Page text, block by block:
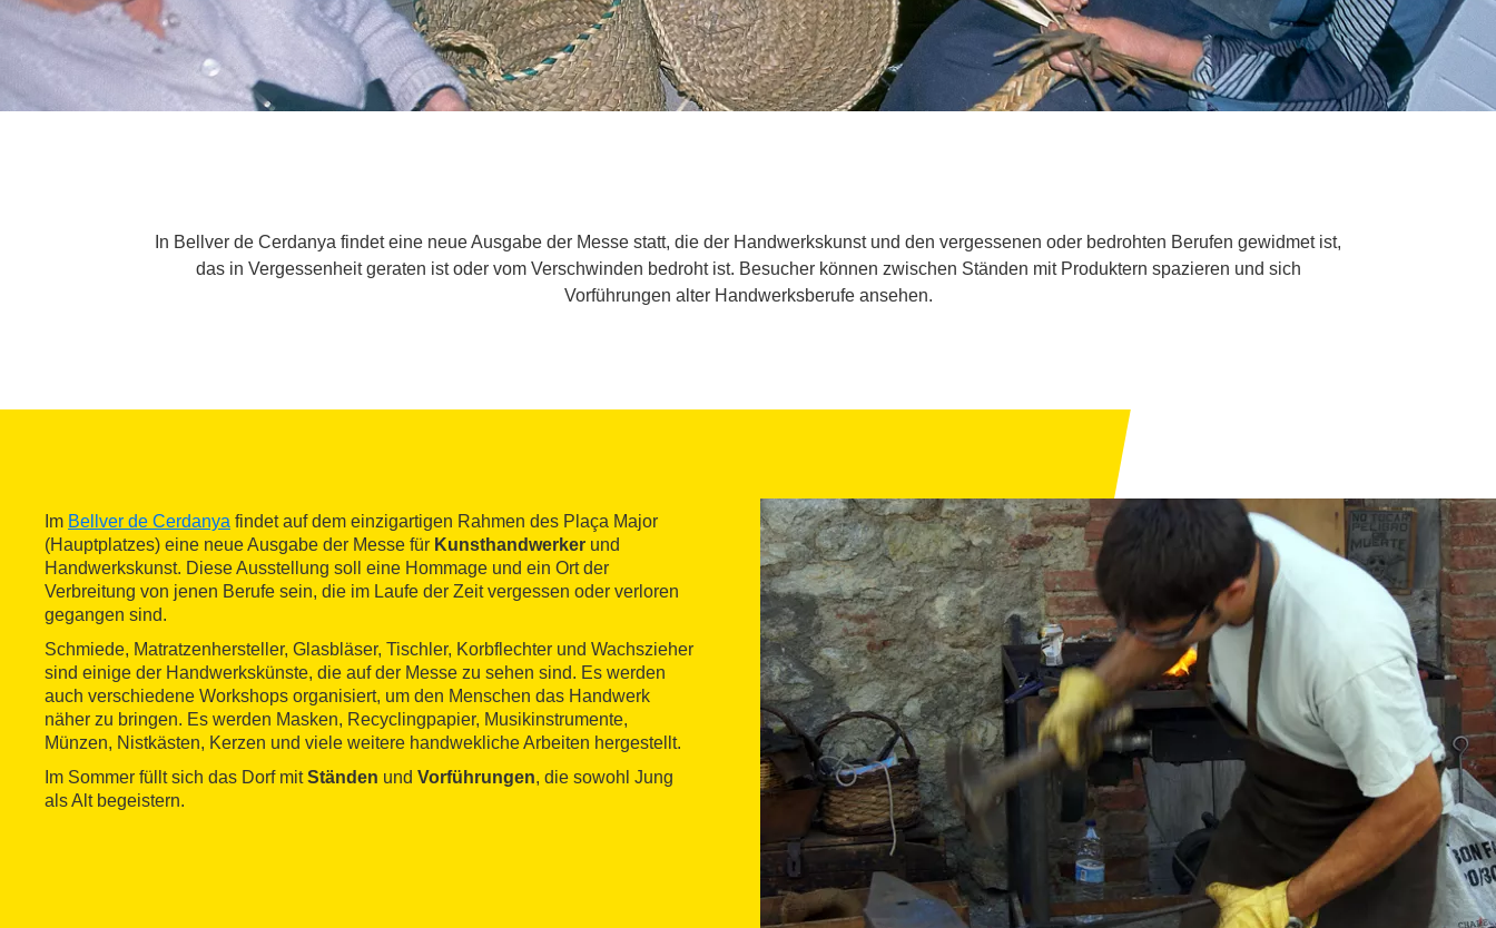
In Bellver de Cerdanya findet eine neue Ausgabe der Messe statt, die der Handwerkskunst und den vergessenen oder bedrohten Berufen gewidmet ist,
das in Vergessenheit geraten ist oder vom Verschwinden bedroht ist. Besucher können zwischen Ständen mit Produktern spazieren und sich
Vorführungen alter Handwerksberufe ansehen.
Im Bellver de Cerdanya findet auf dem einzigartigen Rahmen des Plaça Major
(Hauptplatzes) eine neue Ausgabe der Messe für Kunsthandwerker und
Handwerkskunst. Diese Ausstellung soll eine Hommage und ein Ort der
Verbreitung von jenen Berufe sein, die im Laufe der Zeit vergessen oder verloren
gegangen sind.
Schmiede, Matratzenhersteller, Glasbläser, Tischler, Korbflechter und Wachszieher
sind einige der Handwerkskünste, die auf der Messe zu sehen sind. Es werden
auch verschiedene Workshops organisiert, um den Menschen das Handwerk
näher zu bringen. Es werden Masken, Recyclingpapier, Musikinstrumente,
Münzen, Nistkästen, Kerzen und viele weitere handwekliche Arbeiten hergestellt.
Im Sommer füllt sich das Dorf mitStänden und Vorführungen, die sowohl Jung
als Alt begeistern.